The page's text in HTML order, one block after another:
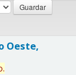
Oeste,
.